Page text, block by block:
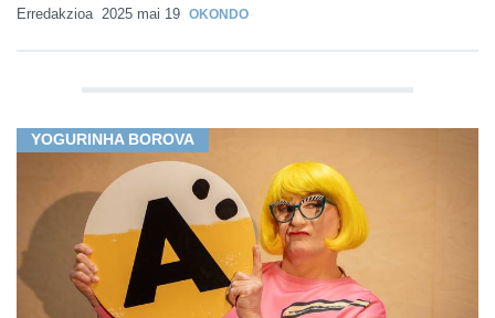
Erredakzioa 2025 mai 19 OKONDO
YOGURINHA BOROVA